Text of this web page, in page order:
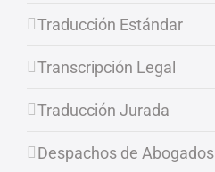
Traducción Estándar
Transcripción Legal
Traducción Jurada
Despachos de Abogados